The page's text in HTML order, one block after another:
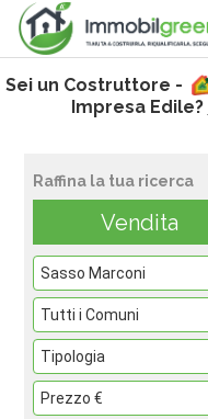
Sei un Costruttore -
Impresa Edile?
Raffina la tua ricerca
Vendita